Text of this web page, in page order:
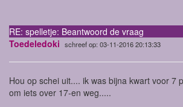
RE: spelletje: Beantwoord de vraag
Toedeledoki schreef op: 03-11-2016 20:13:33
Hou op schei uit.... ik was bijna kwart voor 7
om iets over 17-en weg.....